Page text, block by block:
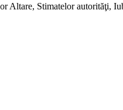
Altare, Stimatelor autorităţi,